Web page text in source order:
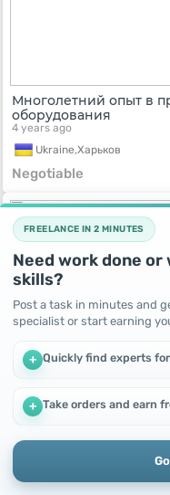
Многолетний опыт в
оборудования
4 years ago
Ukraine,Харьков
Negotiable
Компрессор запчасти
4 years ago
FREELANCE IN 2 MINUTES
Need work done
skills?
Post a task in minutes and
specialist or start earning
+ Quickly find experts
+ Take orders and earn
We use cookies to
Add Home